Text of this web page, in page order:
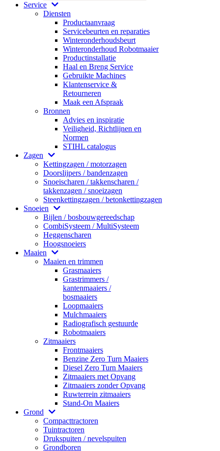
Service
Diensten
Productaanvraag
Servicebeurten en reparaties
Winteronderhoudsbeurt
Winteronderhoud Robotmaaier
Productinstallatie
Haal en Breng Service
Gebruikte Machines
Klantenservice &
Retourneren
Maak een Afspraak
Bronnen
Advies en inspiratie
Veiligheid, Richtlijnen en
Normen
STIHL catalogus
Zagen
Kettingzagen / motorzagen
Doorslijpers / bandenzagen
Snoeischaren / takkenscharen /
takkenzagen / snoeizagen
Steenkettingzagen / betonkettingzagen
Snoeien
Bijlen / bosbouwgereedschap
CombiSysteem / MultiSysteem
Heggenscharen
Hoogsnoeiers
Maaien
Maaien en trimmen
Grasmaaiers
Grastrimmers /
kantenmaaiers /
bosmaaiers
Loopmaaiers
Mulchmaaiers
Radiografisch gestuurde
Robotmaaiers
Zitmaaiers
Frontmaaiers
Benzine Zero Turn Maaiers
Diesel Zero Turn Maaiers
Zitmaaiers met Opvang
Zitmaaiers zonder Opvang
Ruwterrein zitmaaiers
Stand-On Maaiers
Grond
Compacttractoren
Tuintractoren
Drukspuiten / nevelspuiten
Grondboren